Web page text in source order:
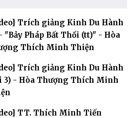
Trích giảng Kinh Du Hành
"Bảy Pháp Bất Thối (tt)" - Hòa
Thích Minh Thiện
Trích giảng Kinh Du Hành
3) - Hòa Thượng Thích Minh
TT. Thích Minh Tiến